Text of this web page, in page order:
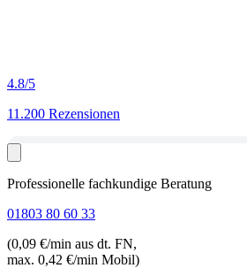
4.8/5
11.200 Rezensionen
Professionelle fachkundige Beratung
01803 80 60 33
(0,09 €/min aus dt. FN,
max. 0,42 €/min Mobil)